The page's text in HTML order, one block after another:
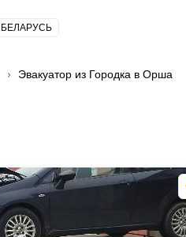
БЕЛАРУСЬ
Эвакуатор из Городка в Орша